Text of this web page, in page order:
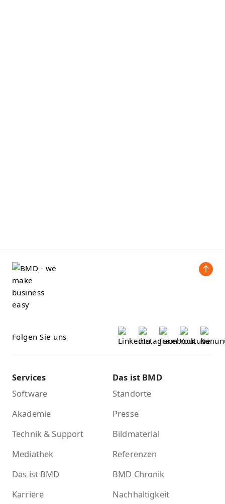
Folgen Sie uns
Services
Software
Akademie
Technik & Support
Mediathek
Das ist BMD
Karriere
Das ist BMD
Standorte
Presse
Bildmaterial
Referenzen
BMD Chronik
Nachhaltigkeit